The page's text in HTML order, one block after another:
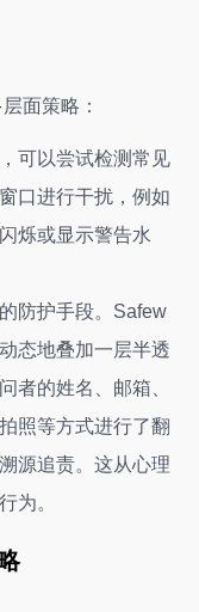
面策略：
可以尝试检测常见
口进行干扰，例如
烁或显示警告水
防护手段。Safew
态地叠加一层半透
者的姓名、邮箱、
照等方式进行了翻
源追责。这从心理
为。